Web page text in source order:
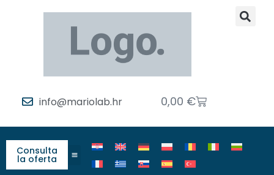
info@mariolab.hr 0,00 €
Consulta
la oferta